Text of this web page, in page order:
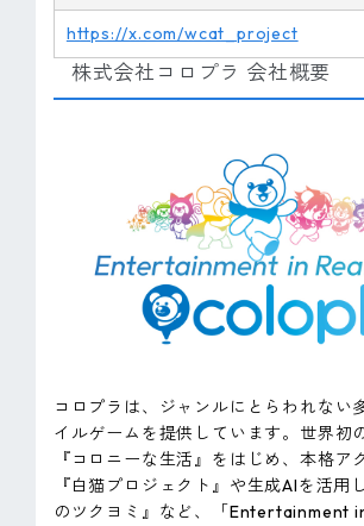
https://x.com/wcat_project
株式会社コロプラ 会社概要
コロプラは、ジャンルにとらわれない
イルゲームを提供しています。世界初
『コロニーな生活』をはじめ、本格ア
『白猫プロジェクト』や生成AIを活用
のツクヨミ』など、「Entertainment